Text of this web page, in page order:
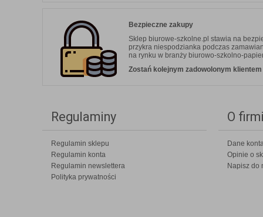
Bezpieczne zakupy
Sklep biurowe-szkolne.pl stawia na
przykra niespodzianka podczas
na rynku w branży biurowo-szkolno-
Zostań kolejnym zadowolonym
Regulaminy
Regulamin sklepu
Regulamin konta
Regulamin newslettera
Polityka prywatności
O
Dane
Opinie o
Napisz do